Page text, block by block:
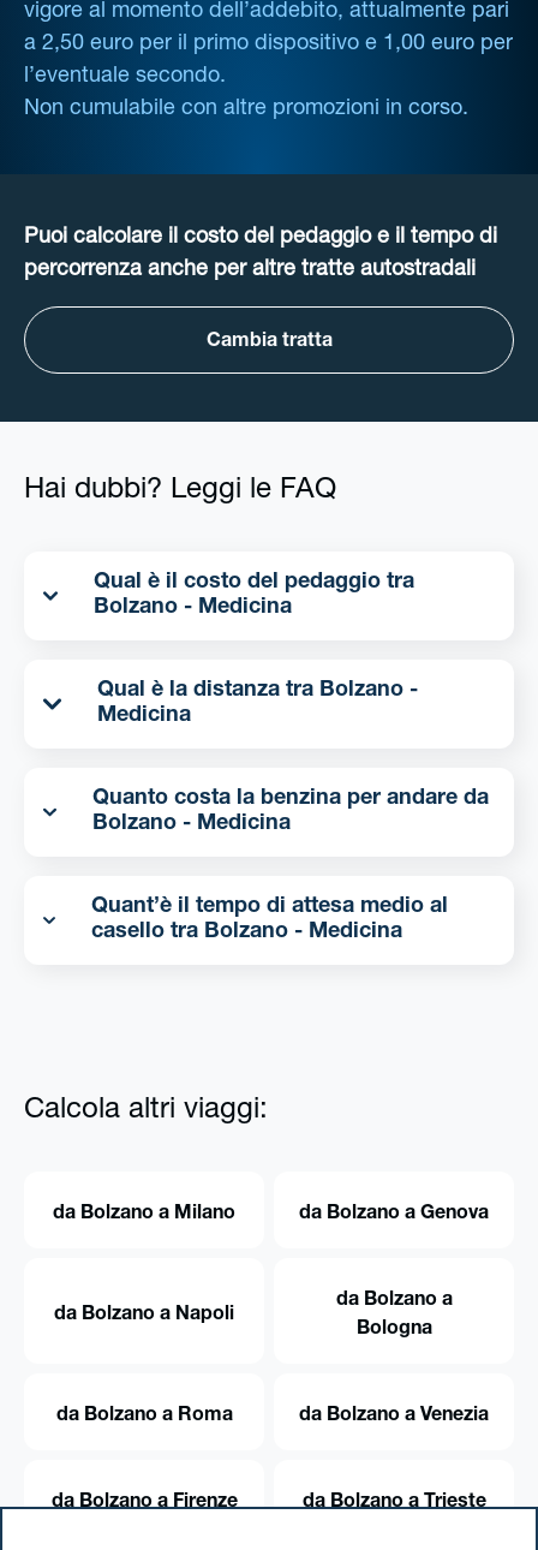
vigore al momento dell’addebito, attualmente pari
a 2,50 euro per il primo dispositivo e 1,00 euro per
l’eventuale secondo.
Non cumulabile con altre promozioni in corso.
Puoi calcolare il costo del pedaggio e il tempo di
percorrenza anche per altre tratte autostradali
Cambia tratta
Hai dubbi? Leggi le FAQ
Qual è il costo del pedaggio tra
Bolzano - Medicina
Qual è la distanza tra Bolzano -
Medicina
Quanto costa la benzina per andare da
Bolzano - Medicina
Quant’è il tempo di attesa medio al
casello tra Bolzano - Medicina
Calcola altri viaggi:
da Bolzano a Milano da Bolzano a Genova
da Bolzano a Napoli
da Bolzano a
Bologna
da Bolzano a Roma da Bolzano a Venezia
da Bolzano a Firenze da Bolzano a Trieste